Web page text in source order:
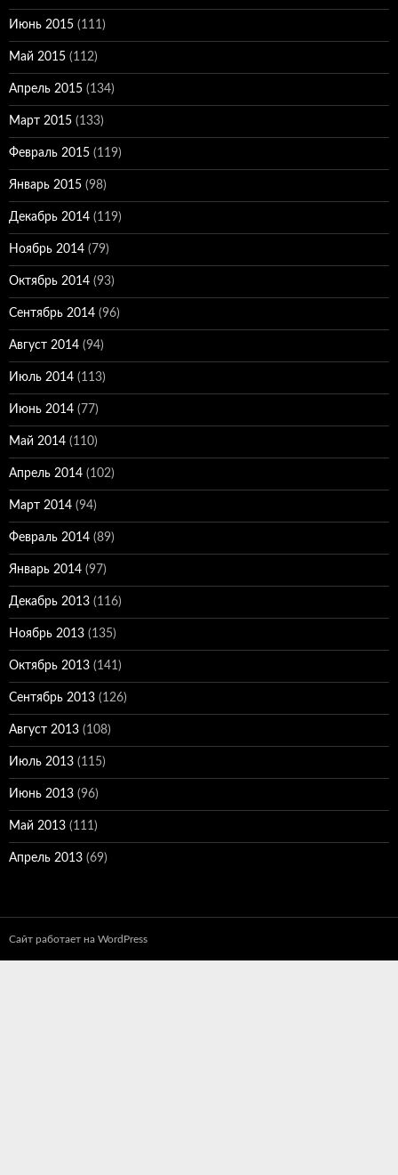
Июнь 2015 (111)
Май 2015 (112)
Апрель 2015 (134)
Март 2015 (133)
Февраль 2015 (119)
Январь 2015 (98)
Декабрь 2014 (119)
Ноябрь 2014 (79)
Октябрь 2014 (93)
Сентябрь 2014 (96)
Август 2014 (94)
Июль 2014 (113)
Июнь 2014 (77)
Май 2014 (110)
Апрель 2014 (102)
Март 2014 (94)
Февраль 2014 (89)
Январь 2014 (97)
Декабрь 2013 (116)
Ноябрь 2013 (135)
Октябрь 2013 (141)
Сентябрь 2013 (126)
Август 2013 (108)
Июль 2013 (115)
Июнь 2013 (96)
Май 2013 (111)
Апрель 2013 (69)
Сайт работает на WordPress